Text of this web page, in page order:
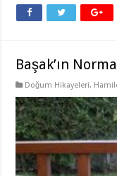
Başak’ın
Doğum Hikayeleri,